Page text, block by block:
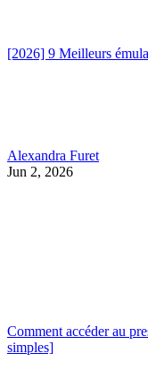
[2026] 9 Meilleurs
Alexandra Furet
Jun 2, 2026
Comment accéder au
simples]